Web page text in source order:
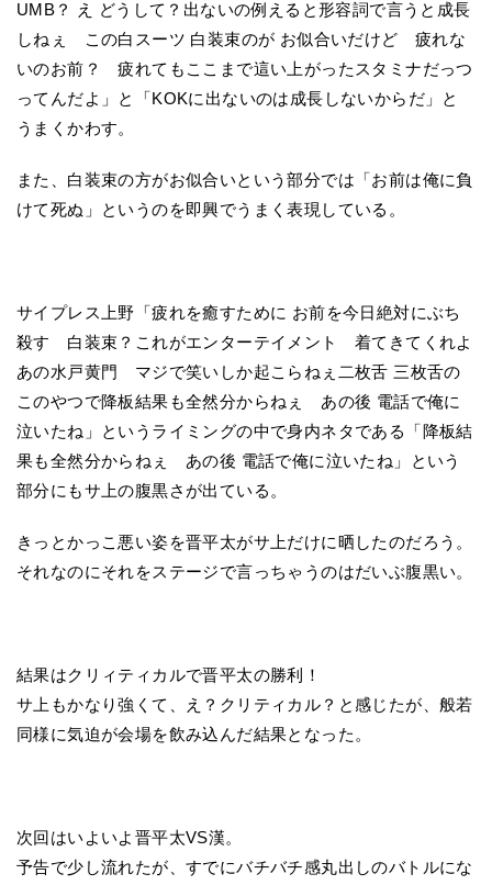
UMB？ え どうして？出ないの例えると形容詞で言うと成長
しねぇ この白スーツ 白装束のが お似合いだけど 疲れな
いのお前？ 疲れてもここまで這い上がったスタミナだっつ
ってんだよ」と「KOKに出ないのは成長しないからだ」と
うまくかわす。
また、白装束の方がお似合いという部分では「お前は俺に負
けて死ぬ」というのを即興でうまく表現している。
サイプレス上野「疲れを癒すために お前を今日絶対にぶち
殺す 白装束？これがエンターテイメント 着てきてくれよ
あの水戸黄門 マジで笑いしか起こらねぇ二枚舌 三枚舌の
このやつで降板結果も全然分からねぇ あの後 電話で俺に
泣いたね」というライミングの中で身内ネタである「降板結
果も全然分からねぇ あの後 電話で俺に泣いたね」という
部分にもサ上の腹黒さが出ている。
きっとかっこ悪い姿を晋平太がサ上だけに晒したのだろう。
それなのにそれをステージで言っちゃうのはだいぶ腹黒い。
結果はクリィティカルで晋平太の勝利！
サ上もかなり強くて、え？クリティカル？と感じたが、般若
同様に気迫が会場を飲み込んだ結果となった。
次回はいよいよ晋平太VS漢。
予告で少し流れたが、すでにバチバチ感丸出しのバトルにな